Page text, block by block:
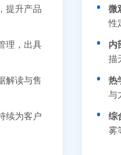
提升产品
理，出具
解读与售
续为客户
微
性
内
描
热
与
综
雾